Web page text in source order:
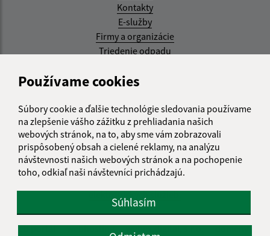
Používame cookies
Súbory cookie a ďalšie technológie sledovania používame
na zlepšenie vášho zážitku z prehliadania našich
webových stránok, na to, aby sme vám zobrazovali
prispôsobený obsah a cielené reklamy, na analýzu
návštevnosti našich webových stránok a na pochopenie
toho, odkiaľ naši návštevníci prichádzajú.
Súhlasím
Kontakty
E-služby
Firmy a organizácie
Triedenie odpadu
Aktualizované:
RSS
Správca obsahu:
Správca obsahu je Obec Kysak.
Vytvorené v súlade sJednotným dizajn manuálom
elektronických služieb.
web portál webhosting webex.digital, s.r.o. domény